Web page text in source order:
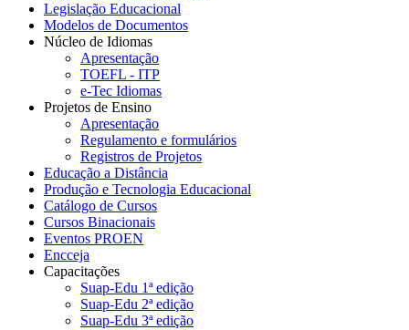
Legislação Educacional
Modelos de Documentos
Núcleo de Idiomas
Apresentação
TOEFL - ITP
e-Tec Idiomas
Projetos de Ensino
Apresentação
Regulamento e formulários
Registros de Projetos
Educação a Distância
Produção e Tecnologia Educacional
Catálogo de Cursos
Cursos Binacionais
Eventos PROEN
Encceja
Capacitações
Suap-Edu 1ª edição
Suap-Edu 2ª edição
Suap-Edu 3ª edição